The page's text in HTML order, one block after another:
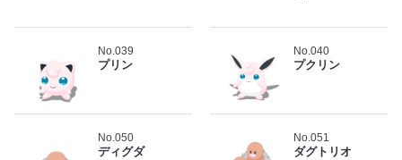
No.039
プリン
No.040
プクリン
No.050
ディグダ
No.051
ダグトリオ